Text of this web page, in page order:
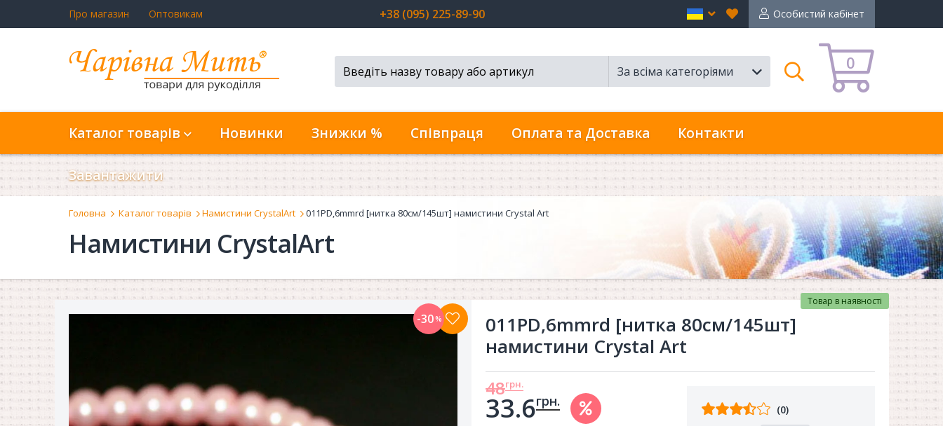
Про магазин Оптовикам +38 (095) 225-89-90 Особистий кабінет
Вибране
en
0
За всіма категоріями
Пошук
Каталог товарів Новинки Знижки % Співпраця Оплата та Доставка Контакти
Завантажити
Головна Каталог товарів Намистини CrystalArt 011PD,6mmrd [нитка 80см/145шт] намистини Crystal Art
Намистини CrystalArt
-30%
011PD,6mmrd [нитка 80см/145шт]
намистини Crystal Art
Товар в наявності
48грн.
33.6грн.
Відгуків
(0)